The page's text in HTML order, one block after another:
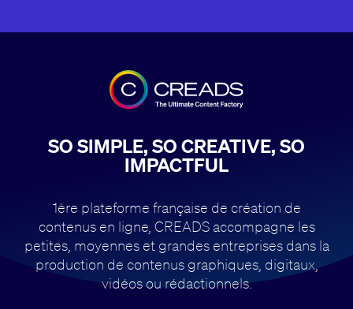
SO SIMPLE, SO CREATIVE, SO
IMPACTFUL
1ère plateforme française de création de
contenus en ligne, CREADS accompagne les
petites, moyennes et grandes entreprises dans la
production de contenus graphiques, digitaux,
vidéos ou rédactionnels.